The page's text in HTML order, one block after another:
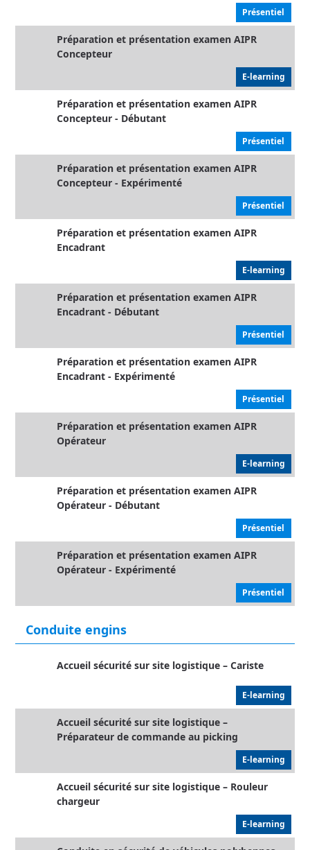
Présentiel
Préparation et présentation examen AIPR
Concepteur
E-learning
Préparation et présentation examen AIPR
Concepteur - Débutant
Présentiel
Préparation et présentation examen AIPR
Concepteur - Expérimenté
Présentiel
Préparation et présentation examen AIPR
Encadrant
E-learning
Préparation et présentation examen AIPR
Encadrant - Débutant
Présentiel
Préparation et présentation examen AIPR
Encadrant - Expérimenté
Présentiel
Préparation et présentation examen AIPR
Opérateur
E-learning
Préparation et présentation examen AIPR
Opérateur - Débutant
Présentiel
Préparation et présentation examen AIPR
Opérateur - Expérimenté
Présentiel
Conduite engins
Accueil sécurité sur site logistique – Cariste
E-learning
Accueil sécurité sur site logistique –
Préparateur de commande au picking
E-learning
Accueil sécurité sur site logistique – Rouleur
chargeur
E-learning